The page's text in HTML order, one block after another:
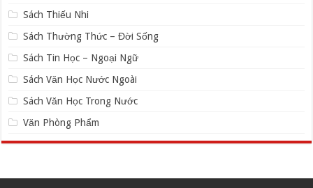
Sách Thiếu Nhi
Sách Thường Thức – Đời Sống
Sách Tin Học – Ngoại Ngữ
Sách Văn Học Nước Ngoài
Sách Văn Học Trong Nước
Văn Phòng Phẩm